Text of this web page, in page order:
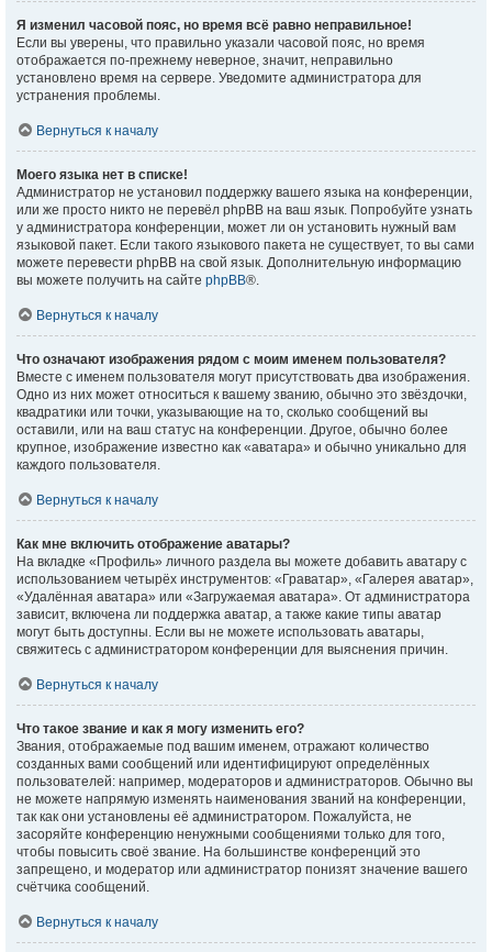
Я изменил часовой пояс, но время всё равно неправильное!
Если вы уверены, что правильно указали часовой пояс, но время
отображается по-прежнему неверное, значит, неправильно
установлено время на сервере. Уведомите администратора для
устранения проблемы.
Вернуться к началу
Моего языка нет в списке!
Администратор не установил поддержку вашего языка на конференции,
или же просто никто не перевёл phpBB на ваш язык. Попробуйте узнать
у администратора конференции, может ли он установить нужный вам
языковой пакет. Если такого языкового пакета не существует, то вы сами
можете перевести phpBB на свой язык. Дополнительную информацию
вы можете получить на сайте phpBB®.
Вернуться к началу
Что означают изображения рядом с моим именем пользователя?
Вместе с именем пользователя могут присутствовать два изображения.
Одно из них может относиться к вашему званию, обычно это звёздочки,
квадратики или точки, указывающие на то, сколько сообщений вы
оставили, или на ваш статус на конференции. Другое, обычно более
крупное, изображение известно как «аватара» и обычно уникально для
каждого пользователя.
Вернуться к началу
Как мне включить отображение аватары?
На вкладке «Профиль» личного раздела вы можете добавить аватару с
использованием четырёх инструментов: «Граватар», «Галерея аватар»,
«Удалённая аватара» или «Загружаемая аватара». От администратора
зависит, включена ли поддержка аватар, а также какие типы аватар
могут быть доступны. Если вы не можете использовать аватары,
свяжитесь с администратором конференции для выяснения причин.
Вернуться к началу
Что такое звание и как я могу изменить его?
Звания, отображаемые под вашим именем, отражают количество
созданных вами сообщений или идентифицируют определённых
пользователей: например, модераторов и администраторов. Обычно вы
не можете напрямую изменять наименования званий на конференции,
так как они установлены её администратором. Пожалуйста, не
засоряйте конференцию ненужными сообщениями только для того,
чтобы повысить своё звание. На большинстве конференций это
запрещено, и модератор или администратор понизят значение вашего
счётчика сообщений.
Вернуться к началу